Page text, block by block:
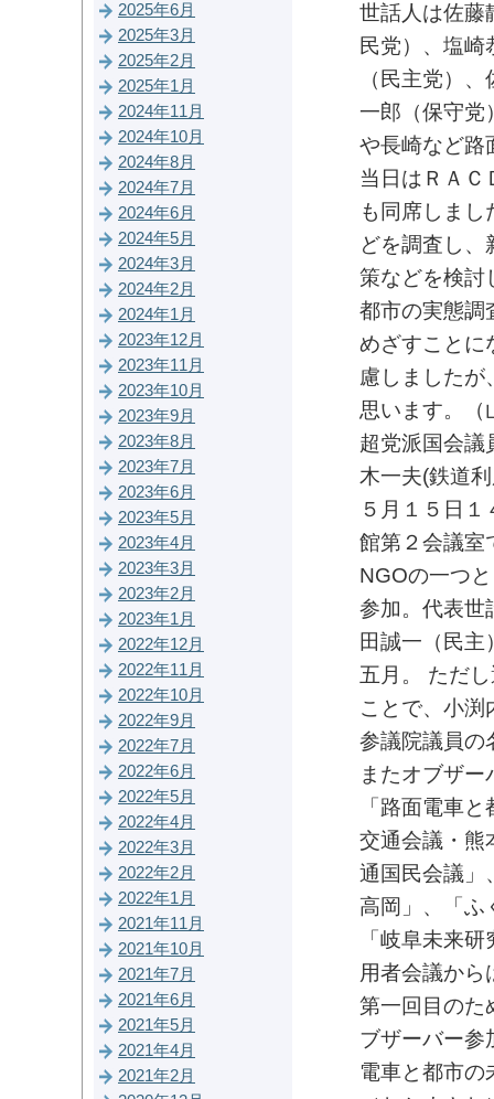
世話人は佐藤
民党）、塩
（民主党）
一郎（保守党
や長崎など路
当日はＲＡＣ
も同席しま
どを調査し
策などを検討
都市の実態調
めざすことに
慮しましたが
思います。（
超党派国会
木一夫(鉄道
５月１５日
館第２会議室
NGOの一つ
参加。代表世
田誠一（民
五月。 ただ
ことで、小渕
参議院議員の
またオブザ
「路面電車
交通会議・熊
通国民会議」
高岡」、「ふ
「岐阜未来
用者会議から
第一回目のた
ブザーバー参
電車と都市の
2025年6月
2025年3月
2025年2月
2025年1月
2024年11月
2024年10月
2024年8月
2024年7月
2024年6月
2024年5月
2024年3月
2024年2月
2024年1月
2023年12月
2023年11月
2023年10月
2023年9月
2023年8月
2023年7月
2023年6月
2023年5月
2023年4月
2023年3月
2023年2月
2023年1月
2022年12月
2022年11月
2022年10月
2022年9月
2022年7月
2022年6月
2022年5月
2022年4月
2022年3月
2022年2月
2022年1月
2021年11月
2021年10月
2021年7月
2021年6月
2021年5月
2021年4月
2021年2月